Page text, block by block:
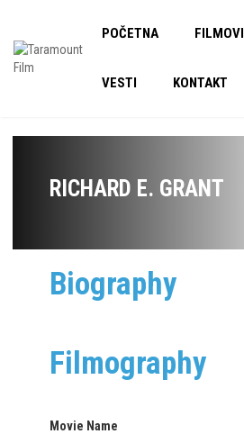
POČETNA FILMOVI
VESTI KONTAKT
RICHARD E. GRANT
Biography
Filmography
Movie Name